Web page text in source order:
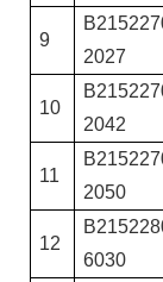
9
2027
10
2042
11
2050
12
6030